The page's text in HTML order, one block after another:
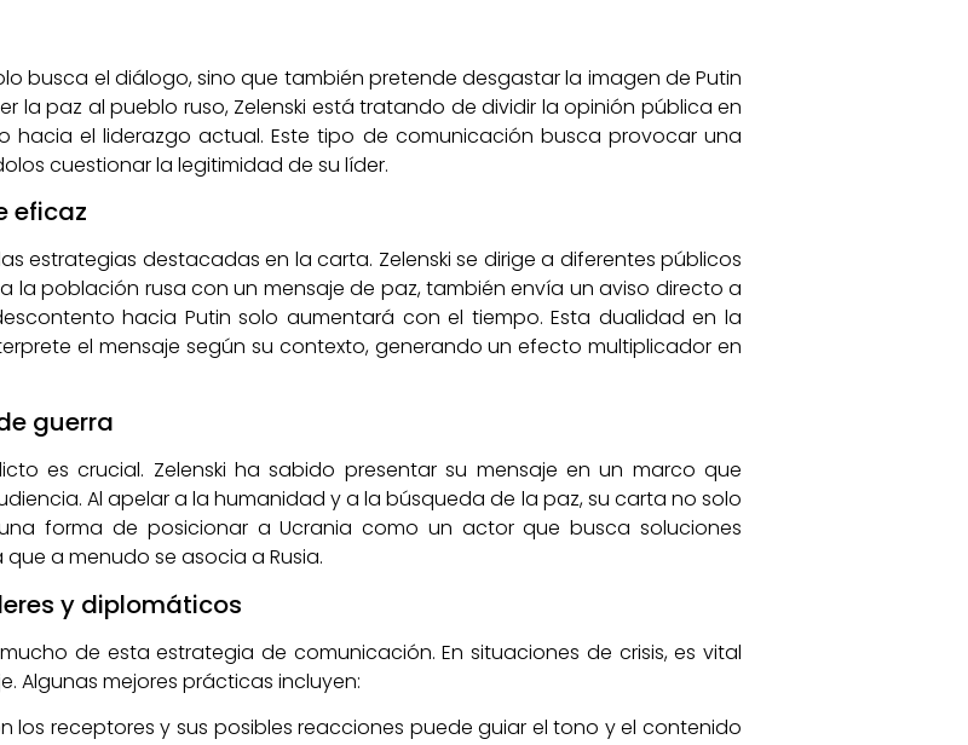
busca el diálogo, sino que también pretende desgastar la imagen de Putin
la paz al pueblo ruso, Zelenski está tratando de dividir la opinión pública en
hacia el liderazgo actual. Este tipo de comunicación busca provocar una
cuestionar la legitimidad de su líder.
eficaz
estrategias destacadas en la carta. Zelenski se dirige a diferentes públicos
la población rusa con un mensaje de paz, también envía un aviso directo a
hacia Putin solo aumentará con el tiempo. Esta dualidad en la
el mensaje según su contexto, generando un efecto multiplicador en
guerra
es crucial. Zelenski ha sabido presentar su mensaje en un marco que
Al apelar a la humanidad y a la búsqueda de la paz, su carta no solo
forma de posicionar a Ucrania como un actor que busca soluciones
a menudo se asocia a Rusia.
y diplomáticos
de esta estrategia de comunicación. En situaciones de crisis, es vital
Algunas mejores prácticas incluyen:
los receptores y sus posibles reacciones puede guiar el tono y el contenido